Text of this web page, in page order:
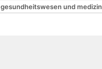
gesundheitswesen und medizin